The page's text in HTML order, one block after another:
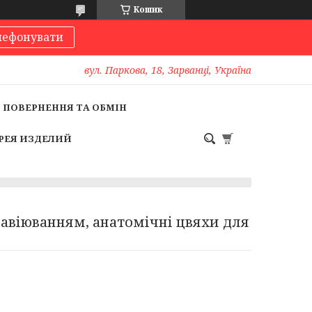
Кошик
вул. Паркова, 18, Зарванці, Україна
ПОВЕРНЕННЯ ТА ОБМІН
ИЗДЕЛИЙ
анатомічні цвяхи для